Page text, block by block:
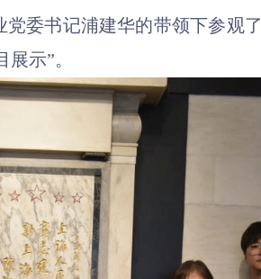
委书记浦建华的带领下参观了
展示”。